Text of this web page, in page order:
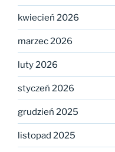
kwiecień 2026
marzec 2026
luty 2026
styczeń 2026
grudzień 2025
listopad 2025